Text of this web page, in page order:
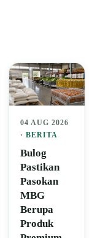
04 AUG 2026
· BERITA
Bulog
Pastikan
Pasokan
MBG
Berupa
Produk